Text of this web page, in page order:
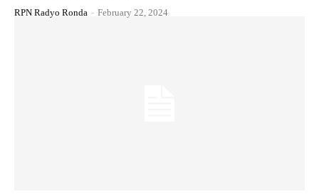
RPN Radyo Ronda - February 22, 2024